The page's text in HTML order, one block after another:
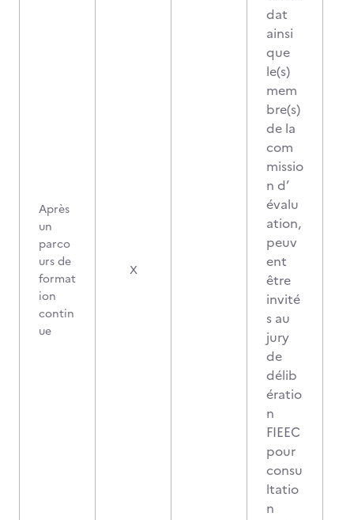
Après
un
parco
urs de
format
ion
contin
ue
X
dat
ainsi
que
le(s)
mem
bre(s)
de la
com
missio
n d’
évalu
ation,
peuv
ent
être
invité
s au
jury
de
délib
ératio
n
FIEEC
pour
consu
ltatio
n